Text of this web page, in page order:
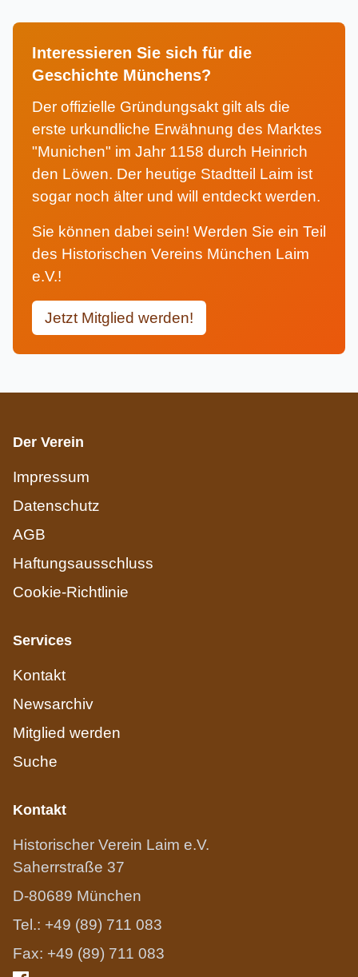
Interessieren Sie sich für die
Geschichte Münchens?
Der offizielle Gründungsakt gilt als die
erste urkundliche Erwähnung des Marktes
"Munichen" im Jahr 1158 durch Heinrich
den Löwen. Der heutige Stadtteil Laim ist
sogar noch älter und will entdeckt werden.
Sie können dabei sein! Werden Sie ein Teil
des Historischen Vereins München Laim
e.V.!
Jetzt Mitglied werden!
Der Verein
Impressum
Datenschutz
AGB
Haftungsausschluss
Cookie-Richtlinie
Services
Kontakt
Newsarchiv
Mitglied werden
Suche
Kontakt
Historischer Verein Laim e.V.
Saherrstraße 37
D-80689 München
Tel.: +49 (89) 711 083
Fax: +49 (89) 711 083